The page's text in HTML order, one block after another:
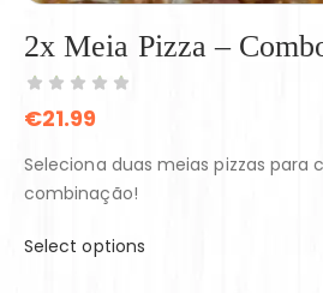
2x Meia Pizza –
€21.99
Seleciona duas meias pizzas para
combinação!
Select options